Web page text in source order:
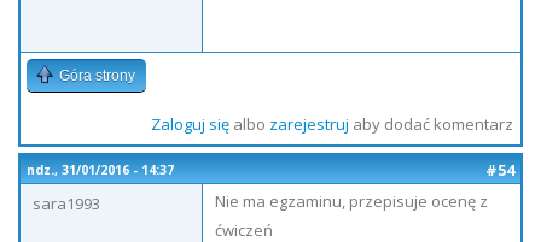
Góra strony
Zaloguj sięalbo zarejestruj aby dodać komentarz
ndz., 31/01/2016 - 14:37
#54
sara1993
Nie ma egzaminu, przepisuje ocenę z
ćwiczeń